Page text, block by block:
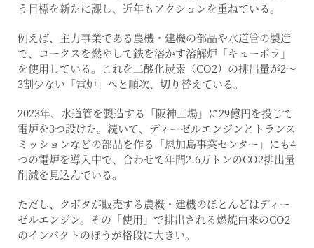
う目標を新たに課し、近年もアクションを重ねている。
例えば、主力事業である農機・建機の部品や水道管の製造
で、コークスを燃やして鉄を溶かす溶解炉「キューポラ」
を使用している。これを二酸化炭素（CO2）の排出量が2～
3割少ない「電炉」へと順次、切り替えている。
2023年、水道管を製造する「阪神工場」に29億円を投じて
電炉を3つ設けた。続いて、ディーゼルエンジンとトランス
ミッションなどの部品を作る「恩加島事業センター」にも4
つの電炉を導入中で、合わせて年間2.6万トンのCO2排出量
削減を見込んでいる。
ただし、クボタが販売する農機・建機のほとんどはディー
ゼルエンジン。その「使用」で排出される燃焼由来のCO2
のインパクトのほうが格段に大きい。